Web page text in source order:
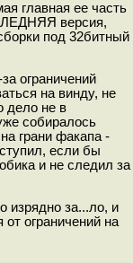
главная ее часть
версия,
под 32битный
ограничений
на винду, не
дело не в
собиралось
грани факапа -
если бы
и не следил за
изрядно за...ло, и
ограничений на